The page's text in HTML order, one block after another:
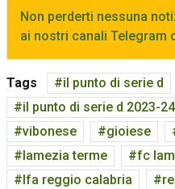
Non perderti nessuna
ai nostri canali Telegram
Tags il punto di serie d
il punto di serie d 2023-24
vibonese
gioiese
lamezia terme
fc
lfa reggio calabria